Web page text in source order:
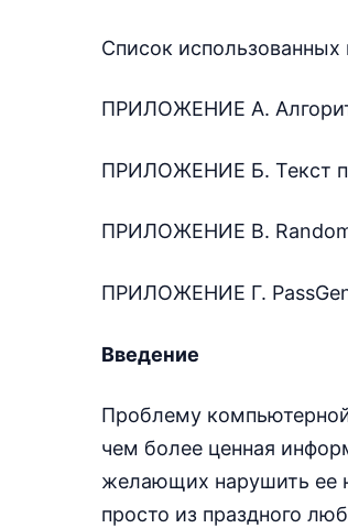
Список использованных
ПРИЛОЖЕНИЕ А.
ПРИЛОЖЕНИЕ Б. Текст
ПРИЛОЖЕНИЕ В.
ПРИЛОЖЕНИЕ Г.
Введение
Проблему
чем более ценная
желающих нарушить ее
просто из праздного